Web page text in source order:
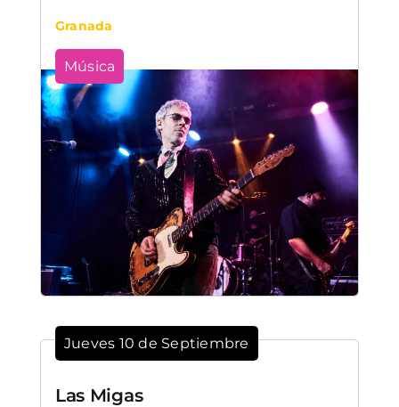
Granada
Música
Jueves 10 de Septiembre
Las Migas